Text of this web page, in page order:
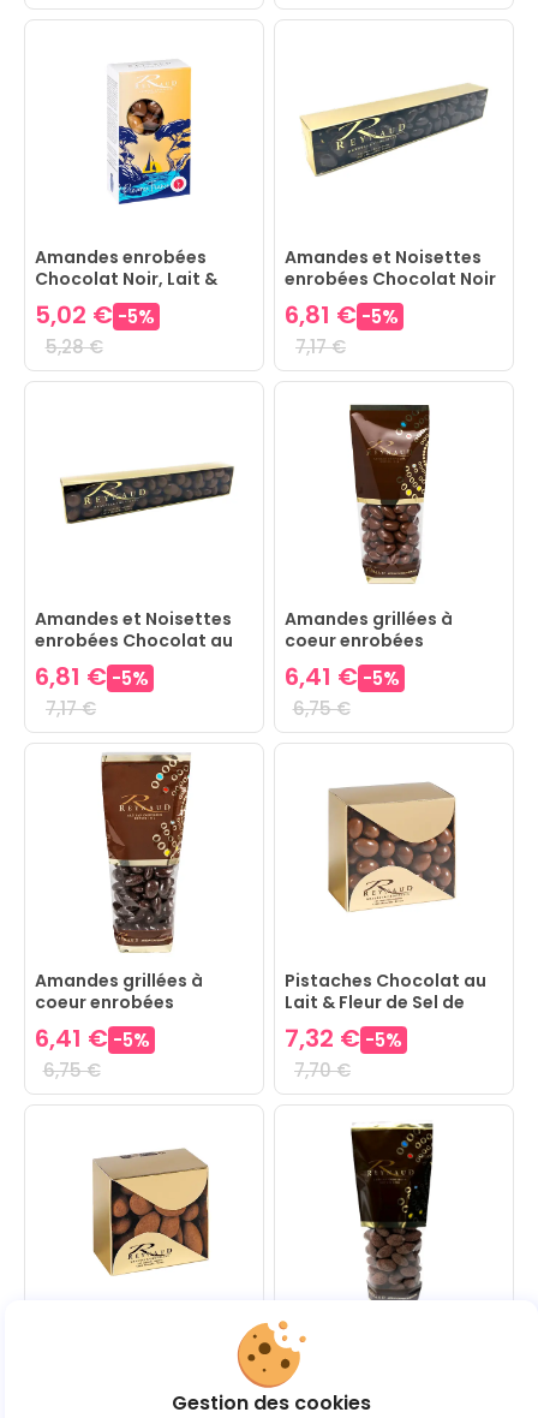
Amandes enrobées
Chocolat Noir, Lait &
Crème Nougat
5,02 €
5,28 €
-5%
Amandes et Noisettes
enrobées Chocolat Noir
6,81 €
7,17 €
-5%
Amandes et Noisettes
enrobées Chocolat au
Lait
6,81 €
7,17 €
-5%
Amandes grillées à
coeur enrobées
Chocolat au Lait
6,41 €
6,75 €
-5%
Amandes grillées à
coeur enrobées
Chocolat Noir
6,41 €
6,75 €
-5%
Pistaches Chocolat au
Lait & Fleur de Sel de
Camargue
7,32 €
7,70 €
-5%
Amandes caramélisées
Amandes enrobées
Chocolat Noir poudrées
Framboise
6,56 € -
Gestion des cookies